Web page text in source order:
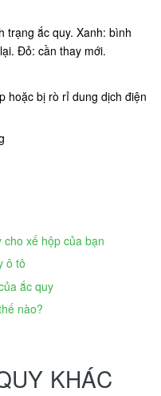
trạng ắc quy. Xanh: bình
Đỏ: cần thay mới.
hoặc bị rò rỉ dung dịch điện
xế hộp của bạn
ô tô
ắc quy
nào?
KHÁC